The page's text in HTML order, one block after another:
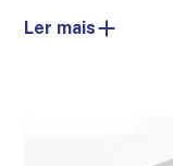
Ler mais